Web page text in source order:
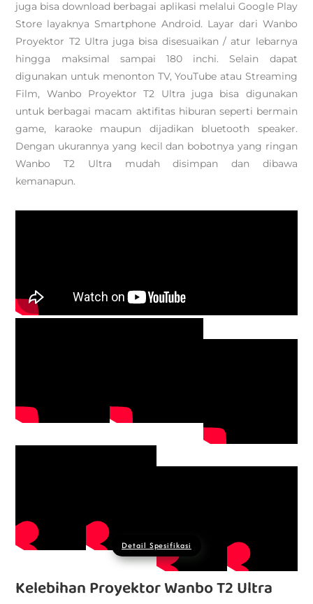
juga bisa download berbagai aplikasi melalui Google Play
Store layaknya Smartphone Android. Layar dari Wanbo
Proyektor T2 Ultra juga bisa disesuaikan / atur lebarnya
hingga maksimal sampai 180 inchi. Selain dapat
digunakan untuk menonton TV, YouTube atau Streaming
Film, Wanbo Proyektor T2 Ultra juga bisa digunakan
untuk berbagai macam aktifitas hiburan seperti bermain
game, karaoke maupun dijadikan bluetooth speaker.
Dengan ukurannya yang kecil dan bobotnya yang ringan
Wanbo T2 Ultra mudah disimpan dan dibawa
kemanapun.
Detail Spesifikasi
Kelebihan Proyektor Wanbo T2 Ultra